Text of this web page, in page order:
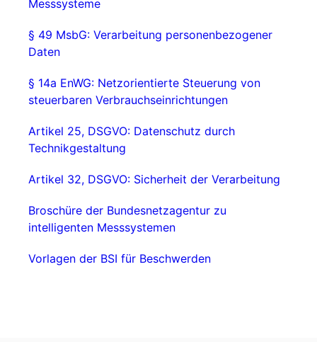
Messsysteme
§ 49 MsbG: Verarbeitung personenbezogener
Daten
§ 14a EnWG: Netzorientierte Steuerung von
steuerbaren Verbrauchseinrichtungen
Artikel 25, DSGVO: Datenschutz durch
Technikgestaltung
Artikel 32, DSGVO: Sicherheit der Verarbeitung
Broschüre der Bundesnetzagentur zu
intelligenten Messsystemen
Vorlagen der BSI für Beschwerden